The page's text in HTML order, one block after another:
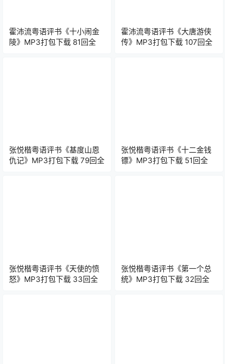
霍沛流粤语评书《十小闹金
陵》MP3打包下载 81回全
霍沛流粤语评书《大唐游侠
传》MP3打包下载 107回全
张悦楷粤语评书《基度山恩
仇记》MP3打包下载 79回全
张悦楷粤语评书《十二金钱
镖》MP3打包下载 51回全
张悦楷粤语评书《天使的愤
怒》MP3打包下载 33回全
张悦楷粤语评书《第一个总
统》MP3打包下载 32回全